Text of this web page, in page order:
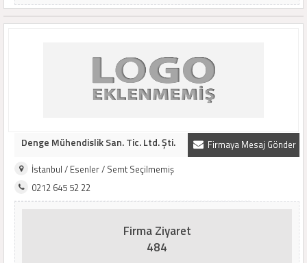
Firmaya Mesaj Gönder
Denge Mühendislik San. Tic. Ltd. Şti.
İstanbul / Esenler / Semt Seçilmemiş
0212 645 52 22
Firma Ziyaret
484